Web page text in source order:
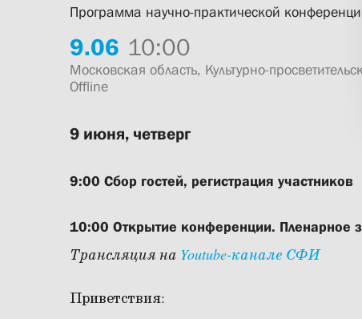
Программа научно-практической
9.06 10:00
Московская область, Культурно-
Offline
9 июня, четверг
9:00 Сбор гостей, регистрация участников
10:00 Открытие конференции. Пленарное
Трансляция на Youtube-канале СФИ
Приветствия: